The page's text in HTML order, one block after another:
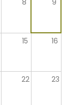
8 9
15 16
22 23